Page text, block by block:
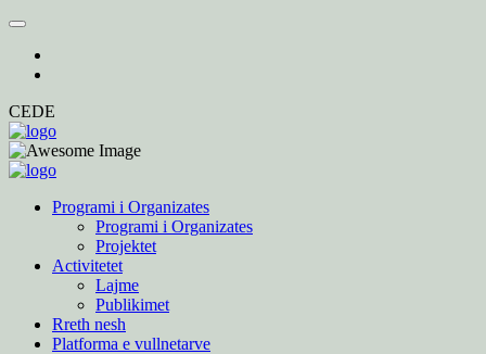
CEDE
Programi i Organizates
Programi i Organizates
Projektet
Activitetet
Lajme
Publikimet
Rreth nesh
Platforma e vullnetarve